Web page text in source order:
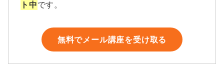
ト中です。
無料でメール講座を受け取る